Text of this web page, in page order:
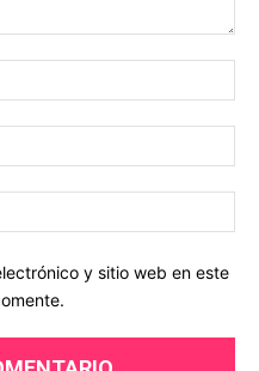
y sitio web en este